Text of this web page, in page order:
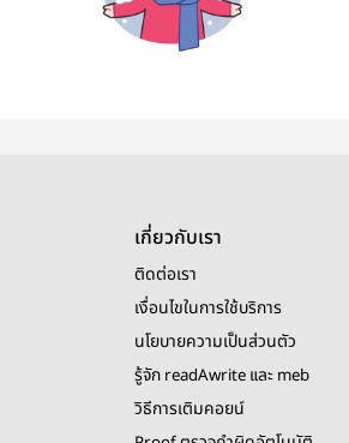
เกี่ยวกับเรา
ติดต่อเรา
เงื่อนไขในการใช้บริการ
นโยบายความเป็นส่วนตัว
รู้จัก readAwrite และ meb
วิธีการเติมคอยน์